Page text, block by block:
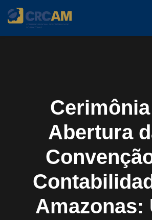
Abertura
Amazonas: